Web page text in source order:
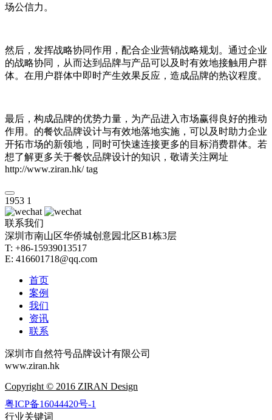
场公信力。
然后，发挥战略协同作用，配合企业营销战略规划。通过企业
的战略协同，从而达到品牌与产品可以及时有效地接触用户群
体。在用户群体中即时产生效果反应，造成品牌的热议程度。
最后，构成品牌的优势力量，为产品进入市场赢得良好的推动
作用。的餐饮品牌设计与有效地落地实施，可以及时助力企业
开拓市场的新领地，同时可快速连接更多的目标消费群体。若
想了解更多关于餐饮品牌设计的知识，敬请关注网址
http://www.ziran.hk/ tag
1953 1
联系我们
深圳市南山区华侨城创意园北区B1栋3层
T: +86-15939013517
E: 416601718@qq.com
首页
案例
我们
资讯
联系
深圳市自然符号品牌设计有限公司
www.ziran.hk
Copyright © 2016 ZIRAN Design
粤ICP备16044420号-1
行业关键词